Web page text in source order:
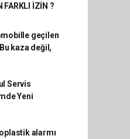
FARKLI İZİN ?
geçilen
kaza değil,
Servis
Yeni
alarmı